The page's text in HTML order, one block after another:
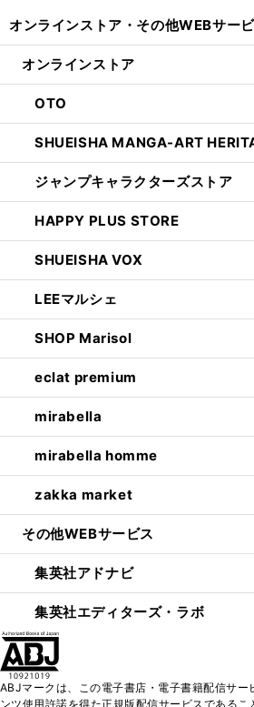
オンラインストア・ その他WEBサー
オンラインストア
OTO
SHUEISHA MANGA-ART
ジャンプキャラクターズストア
HAPPY PLUS STORE
SHUEISHA VOX
LEEマルシェ
SHOP Marisol
eclat premium
mirabella
mirabella homme
zakka market
その他WEBサービス
集英社アドナビ
集英社エディターズ・ラボ
ABJマークは、この電子書店・電子書籍配信サー
ンツ使用許諾を得た正規版配信サービスである